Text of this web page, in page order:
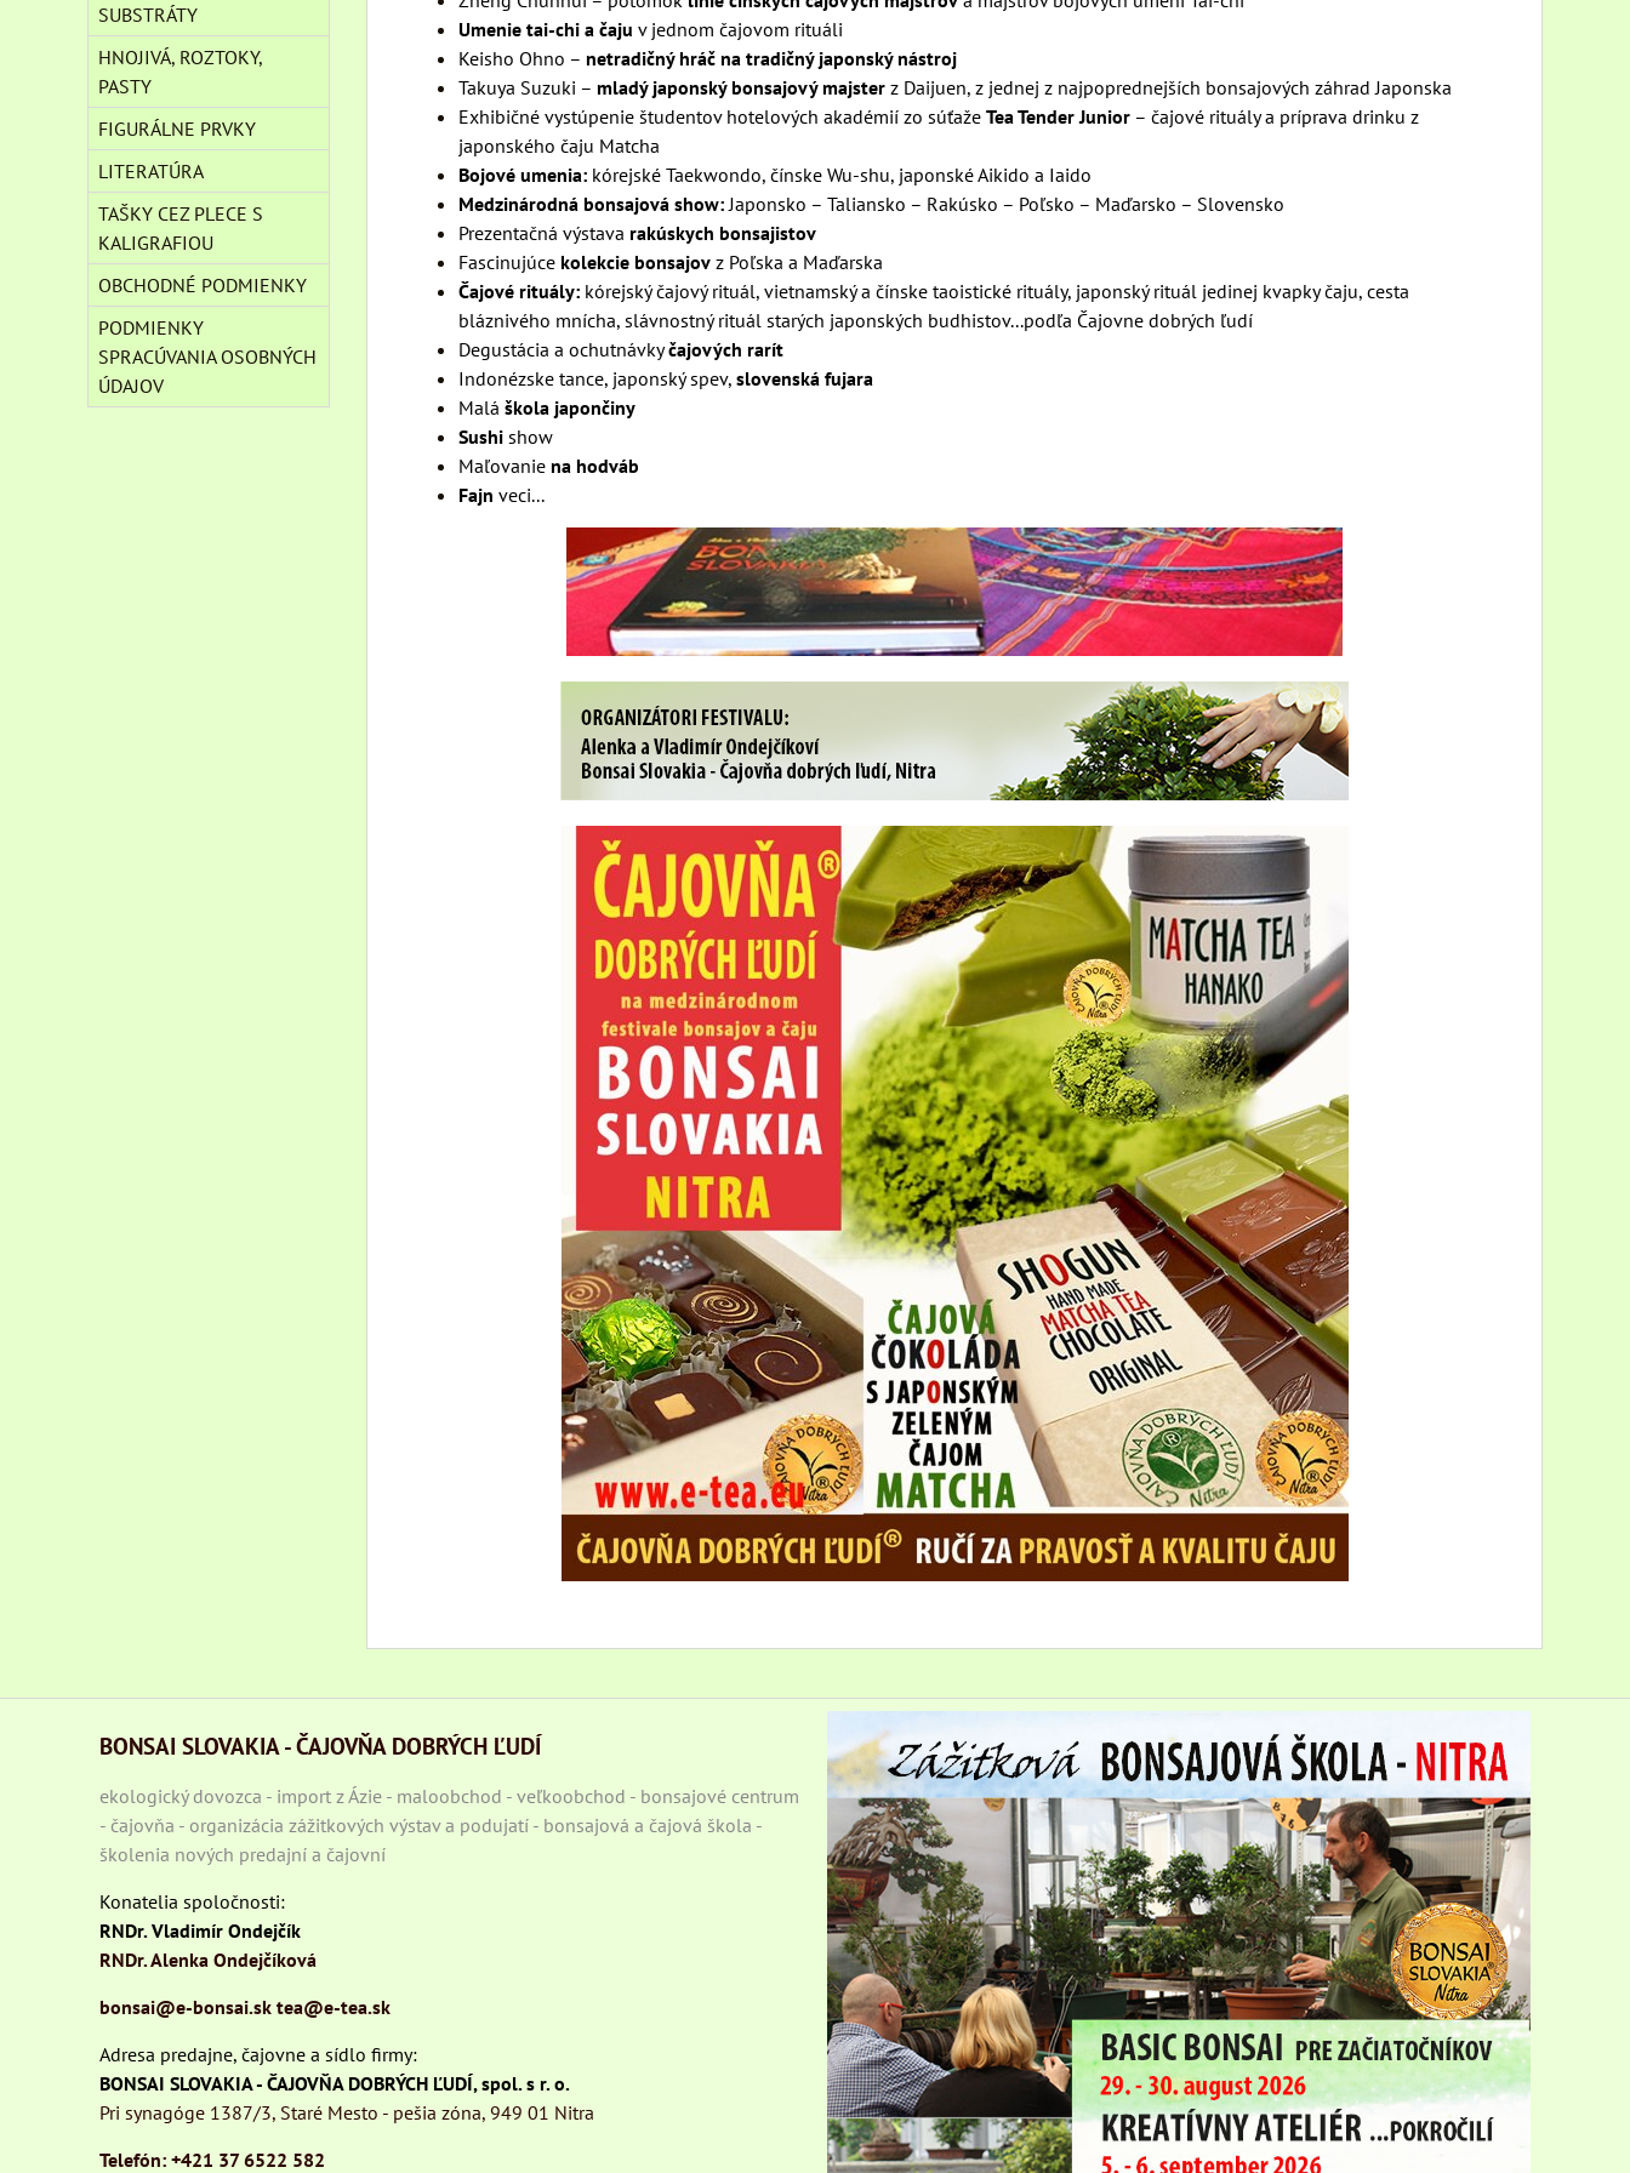
Umenie tai-chi a čaju v jednom čajovom rituáli
Keisho Ohno – netradičný hráč na tradičný japonský nástroj
Takuya Suzuki – mladý japonský bonsajový majster z Daijuen, z jednej z najpoprednejších bonsajových záhrad Japonska
Exhibičné vystúpenie študentov hotelových akadémií zo súťaže Tea Tender Junior – čajové rituály a príprava drinku z
japonského čaju Matcha
Bojové umenia: kórejské Taekwondo, čínske Wu-shu, japonské Aikido a Iaido
Medzinárodná bonsajová show:Japonsko – Taliansko – Rakúsko – Poľsko – Maďarsko – Slovensko
Prezentačná výstava rakúskych bonsajistov
Fascinujúce kolekcie bonsajov z Poľska a Maďarska
Čajové rituály: kórejský čajový rituál, vietnamský a čínske taoistické rituály, japonský rituál jedinej kvapky čaju, cesta
bláznivého mnícha, slávnostný rituál starých japonských budhistov...podľa Čajovne dobrých ľudí
Degustácia a ochutnávkyčajových rarít
Indonézske tance, japonský spev, slovenská fujara
Malá škola japončiny
Sushi show
Maľovanie na hodváb
Fajn veci...
SUBSTRÁTY
HNOJIVÁ, ROZTOKY,
PASTY
FIGURÁLNE PRVKY
LITERATÚRA
TAŠKY CEZ PLECE S
KALIGRAFIOU
OBCHODNÉ PODMIENKY
PODMIENKY
SPRACÚVANIA OSOBNÝCH
ÚDAJOV
BONSAI SLOVAKIA - ČAJOVŇA DOBRÝCH ĽUDÍ
ekologický dovozca - import z Ázie - maloobchod - veľkoobchod - bonsajové centrum
- čajovňa - organizácia zážitkových výstav a podujatí - bonsajová a čajová škola -
školenia nových predajní a čajovní
Konatelia spoločnosti:
RNDr. Vladimír Ondejčík
RNDr. Alenka Ondejčíková
bonsai@e-bonsai.sk tea@e-tea.sk
Adresa predajne, čajovne a sídlo firmy:
BONSAI SLOVAKIA - ČAJOVŇA DOBRÝCH ĽUDÍ, spol. s r. o.
Pri synagóge 1387/3, Staré Mesto - pešia zóna, 949 01 Nitra
Telefón: +421 37 6522 582